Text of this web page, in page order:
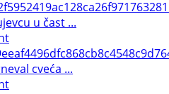
u čast ...
cveća ...